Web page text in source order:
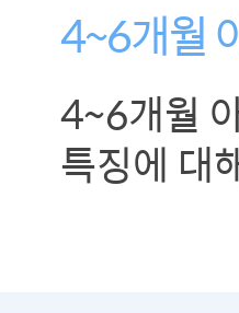
4~6개월
4~6개월
특징에 대